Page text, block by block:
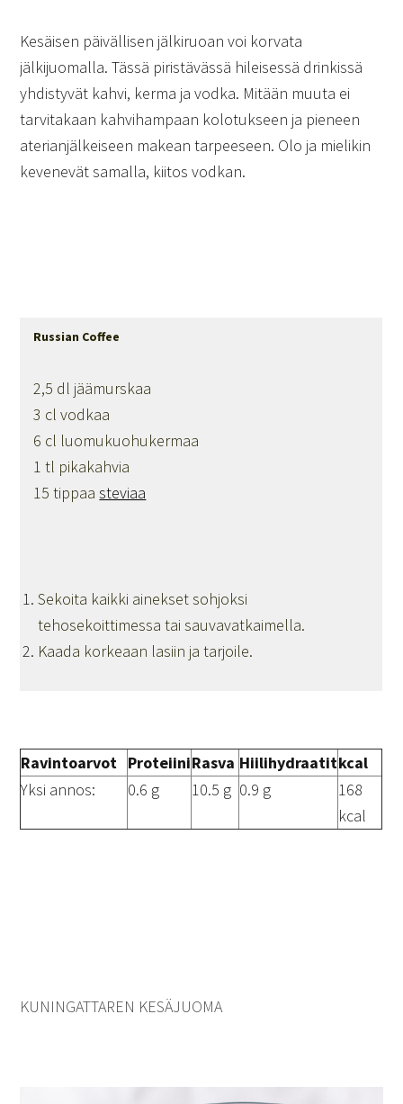
Kesäisen päivällisen jälkiruoan voi korvata
jälkijuomalla. Tässä piristävässä hileisessä drinkissä
yhdistyvät kahvi, kerma ja vodka. Mitään muuta ei
tarvitakaan kahvihampaan kolotukseen ja pieneen
aterianjälkeiseen makean tarpeeseen. Olo ja mielikin
kevenevät samalla, kiitos vodkan.
Russian Coffee
2,5 dl jäämurskaa
3 cl vodkaa
6 cl luomukuohukermaa
1 tl pikakahvia
15 tippaasteviaa
Sekoita kaikki ainekset sohjoksi
tehosekoittimessa tai sauvavatkaimella.
Kaada korkeaan lasiin ja tarjoile.
Ravintoarvot ProteiiniRasva Hiilihydraatitkcal
Yksi annos:
0.6 g 10.5 g 0.9 g
168
kcal
KUNINGATTAREN KESÄJUOMA